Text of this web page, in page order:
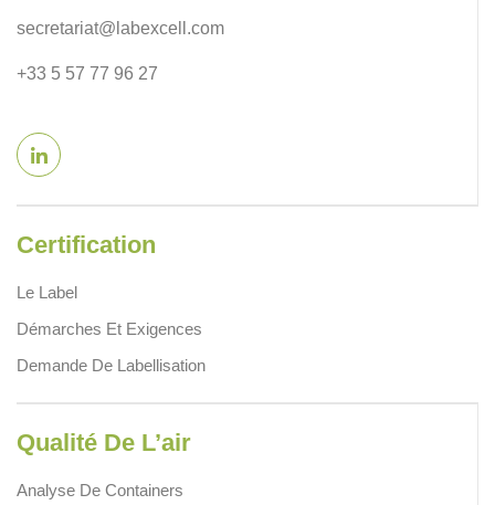
secretariat@labexcell.com
+33 5 57 77 96 27
Certification
Le Label
Démarches Et Exigences
Demande De Labellisation
Qualité De L’air
Analyse De Containers